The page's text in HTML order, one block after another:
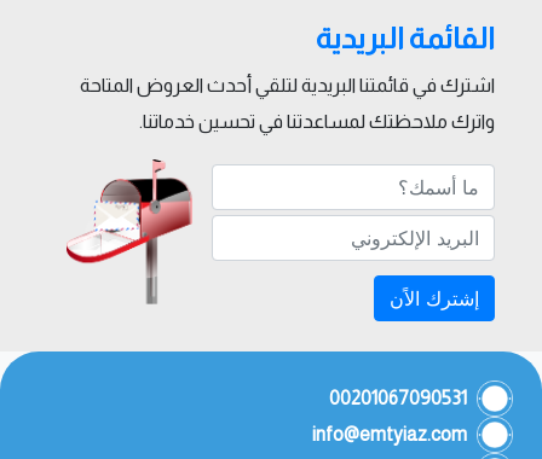
القائمة البريدية
اشترك في قائمتنا البريدية لتلقي أحدث العروض المتاحة
واترك ملاحظتك لمساعدتنا في تحسين خدماتنا.
إشترك الاًن
00201067090531
info@emtyiaz.com